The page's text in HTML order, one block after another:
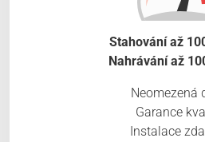
Stahování až
Nahrávání až
Neomezená
Garance
Instalace